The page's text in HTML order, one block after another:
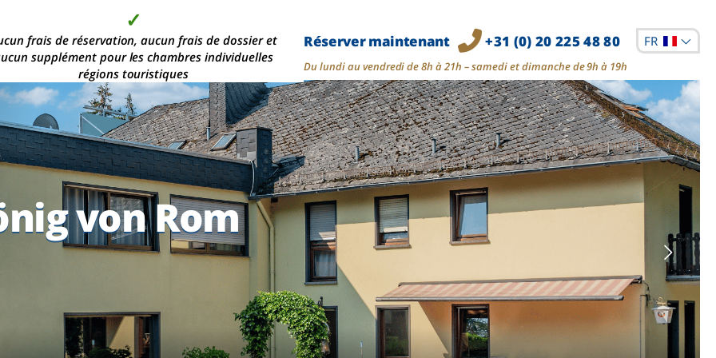
✓
de 2 000 chambres d'hôtel modernes, dans les plus
belles
régions touristiques
✓
frais de réservation, aucun frais de dossier et
supplément pour les chambres individuelles
✓
La qualité au
meilleur prix
✓
Aucun acompte n'est
demandé
Réserver maintenant +31 (0) 20 225 48 80 FR
Du lundi au vendredi de 8h à 21h – samedi et dimanche de 9h à 19h
von Rom
von Rom
von Rom